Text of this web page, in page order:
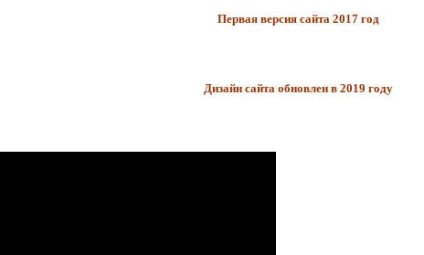
Первая версия сайта 2017 год
Дизайн сайта обновлен в 2019 году